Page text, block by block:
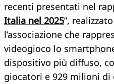
recenti presentati nel
Italia nel 2025”,
l’associazione che
videogioco lo
dispositivo più diffuso,
giocatori e 929 milioni